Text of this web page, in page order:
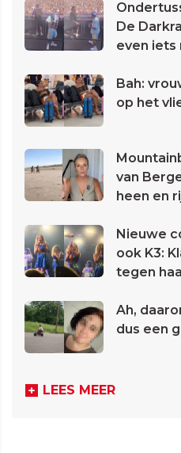
De
even iets
Bah:
op het
van
heen en
Nieuwe
ook K3:
tegen
Ah,
dus een
LEES MEER